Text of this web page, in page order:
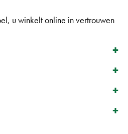
u winkelt online in vertrouwen